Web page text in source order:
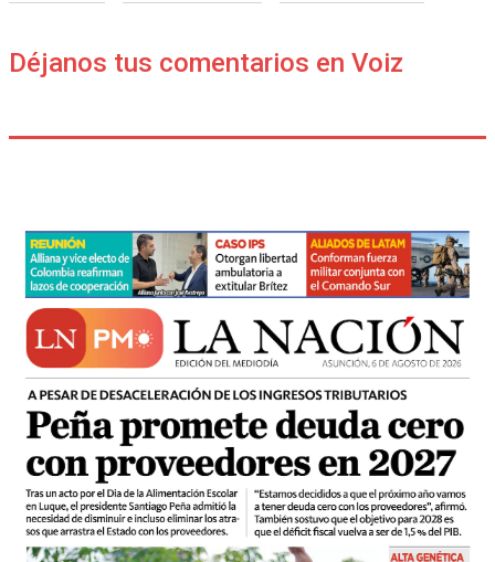
Déjanos tus comentarios en Voiz